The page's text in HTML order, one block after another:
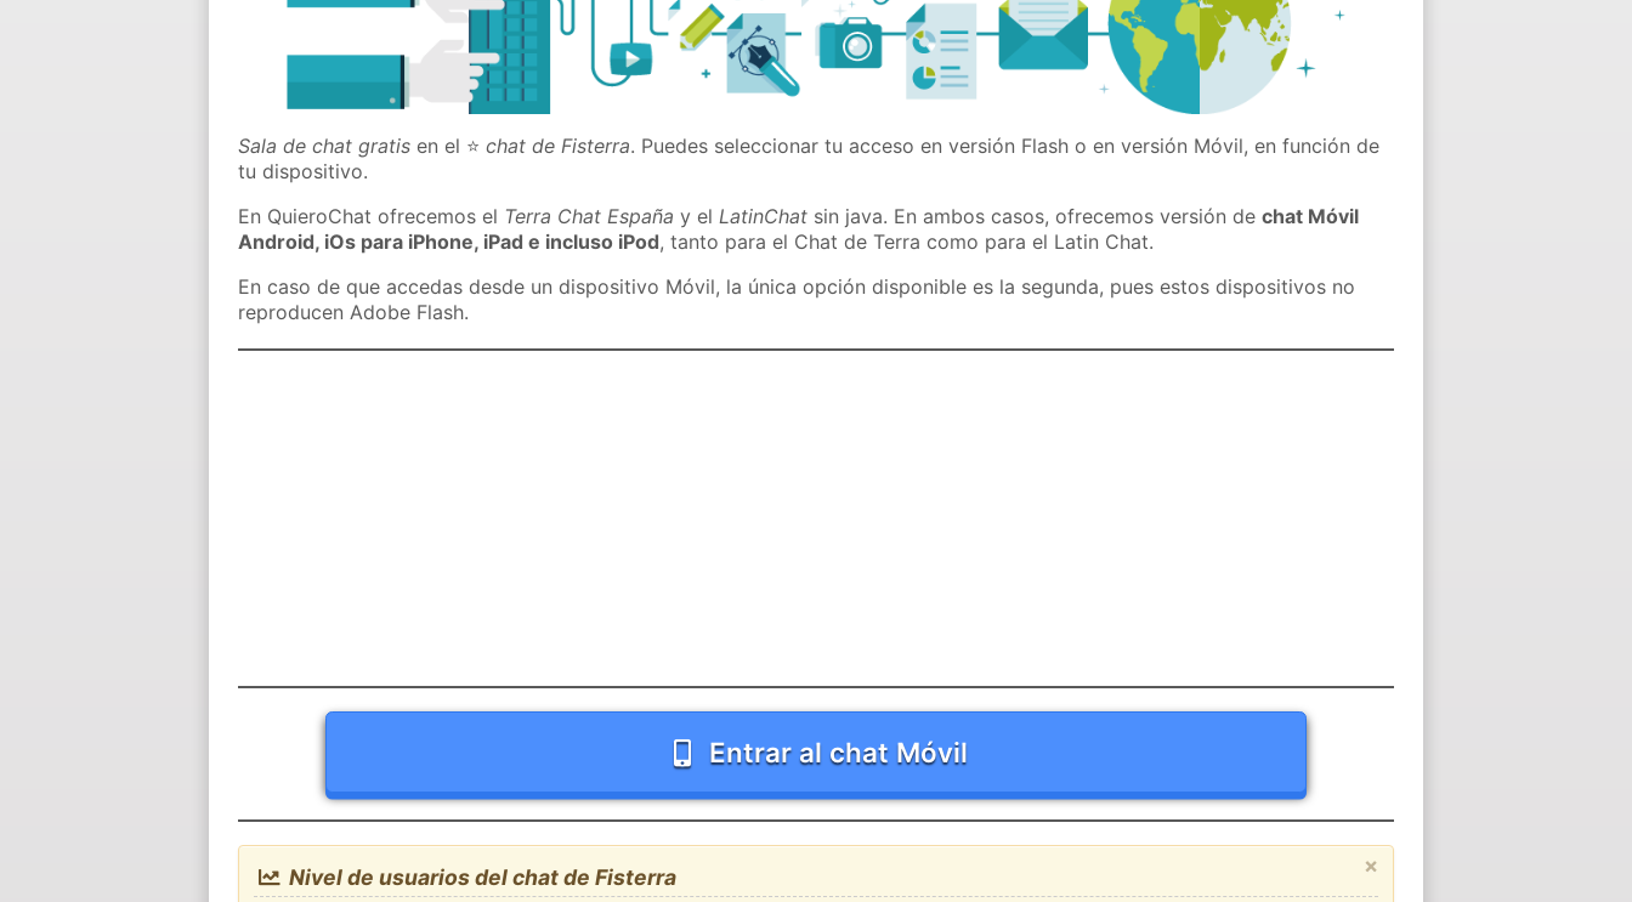
Sala de chat gratis en el ⭐chat de Fisterra. Puedes seleccionar tu acceso en versión Flash o en versión Móvil, en función de
tu dispositivo.
En QuieroChat ofrecemos el Terra Chat España y elLatinChat sin java. En ambos casos, ofrecemos versión dechat Móvil
Android, iOs para iPhone, iPad e incluso iPod, tanto para el Chat de Terra como para el Latin Chat.
En caso de que accedas desde un dispositivo Móvil, la única opción disponible es la segunda, pues estos dispositivos no
reproducen Adobe Flash.
Entrar al chat Móvil
×
Nivel de usuarios del chat de Fisterra